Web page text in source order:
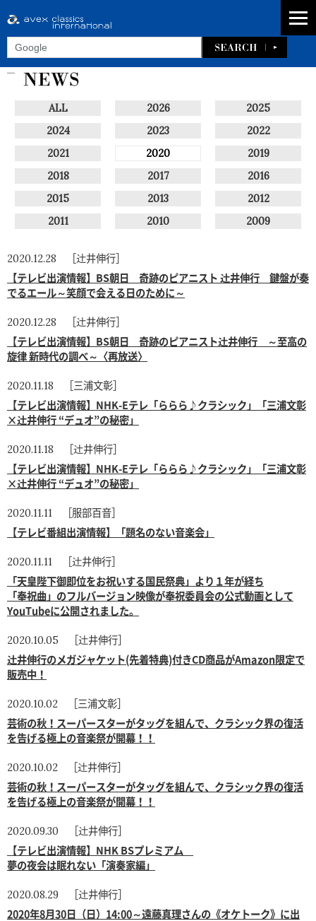
ALL 2026
2025
2024
2023
2022
2021
2020
2019
2018
2017
2016
2015
2013
2012
2011
2010 2009
2020.12.28 ［辻井伸行］
【テレビ出演情報】BS朝日 奇跡のピアニスト 辻井伸行 鍵盤が奏
でるエール～笑顔で会える日のために～
2020.12.28 ［辻井伸行］
【テレビ出演情報】BS朝日 奇跡のピアニスト辻井伸行 ～至高の
旋律 新時代の調べ～〈再放送〉
2020.11.18 ［三浦文彰］
【テレビ出演情報】NHK-Eテレ「ららら♪クラシック」「三浦文彰
×辻井伸行 “デュオ”の秘密」
2020.11.18 ［辻井伸行］
【テレビ出演情報】NHK-Eテレ「ららら♪クラシック」「三浦文彰
×辻井伸行 “デュオ”の秘密」
2020.11.11 ［服部百音］
【テレビ番組出演情報】「題名のない音楽会」
2020.11.11 ［辻井伸行］
「天皇陛下御即位をお祝いする国民祭典」より１年が経ち
「奉祝曲」のフルバージョン映像が奉祝委員会の公式動画として
YouTubeに公開されました。
2020.10.05 ［辻井伸行］
辻井伸行のメガジャケット(先着特典)付きCD商品がAmazon限定で
販売中！
2020.10.02 ［三浦文彰］
芸術の秋！スーパースターがタッグを組んで、クラシック界の復活
を告げる極上の音楽祭が開幕！！
2020.10.02 ［辻井伸行］
芸術の秋！スーパースターがタッグを組んで、クラシック界の復活
を告げる極上の音楽祭が開幕！！
2020.09.30 ［辻井伸行］
【テレビ出演情報】NHK BSプレミアム
夢の夜会は眠れない「演奏家編」
2020.08.29 ［辻井伸行］
2020年8月30日（日）14:00～遠藤真理さんの《オケトーク》に出